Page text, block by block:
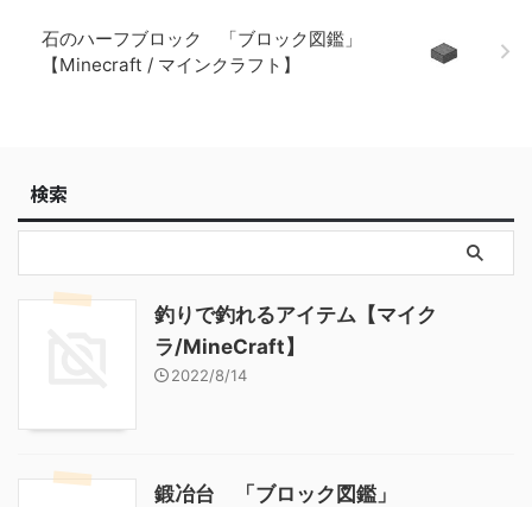
ト】
石のハーフブロック 「ブロック図鑑」
【Minecraft / マインクラフト】
検索
釣りで釣れるアイテム【マイク
ラ/MineCraft】
2022/8/14
鍛冶台 「ブロック図鑑」